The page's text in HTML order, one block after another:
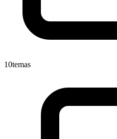
10temas